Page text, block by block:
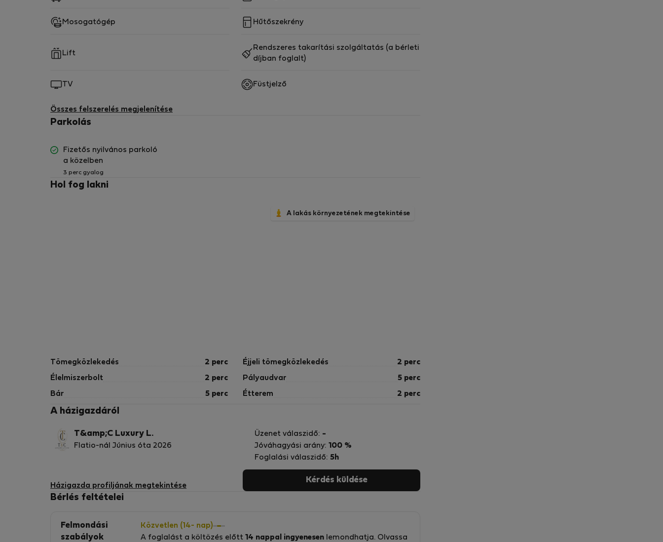
Mosogatógép Hűtőszekrény
Lift
Rendszeres takarítási szolgáltatás (a bérleti
díjban foglalt)
TV Füstjelző
Összes felszerelés megjelenítése
Parkolás
Fizetős nyilvános parkoló
a közelben
3 perc gyalog
Hol fog lakni
A lakás környezetének megtekintése
Tömegközlekedés 2 perc Éjjeli tömegközlekedés 2 perc
Élelmiszerbolt 2 perc Pályaudvar 5 perc
Bár 5 perc Étterem 2 perc
A házigazdáról
T&amp;C Luxury L.
Flatio-nál Június óta 2026
Házigazda profiljának megtekintése
Üzenet válaszidő: -
Jóváhagyási arány: 100 %
Foglalási válaszidő: 5h
Kérdés küldése
Bérlés feltételei
Felmondási
szabályok
Közvetlen (14- nap)
A foglalást a költözés előtt 14 nappal ingyenesen lemondhatja. Olvassa